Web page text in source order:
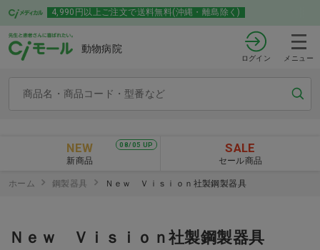
4,990円以上ご注文で送料無料(沖縄・離島除く)
動物病院
ログイン メニュー
08/05 UP
NEW
新商品
SALE
セール商品
ホーム 鋼製器具 Ｎｅｗ Ｖｉｓｉｏｎ社製鋼製器具
Ｎｅｗ Ｖｉｓｉｏｎ社製鋼製器具